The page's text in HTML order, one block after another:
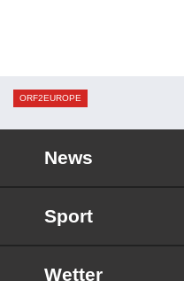
ORF2EUROPE
News
Sport
Wetter